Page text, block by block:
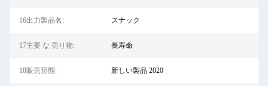
16出力製品名: スナック
17主要 な 売り物: 長寿命
18販売形態: 新しい製品 2020